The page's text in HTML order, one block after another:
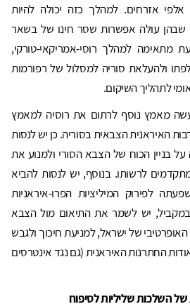
אזרחים. למהלך כזה יכולה להיות
שבהן עולה אפשרות שסר חינו של בשאר
מתאימה למהלך רוסי-אמריקאי-טורקי,
ולהעלאת סוריה למסלול של רפורמות
לתהליך השיקום.
מאמץ נוסף לרתום את רוסיה למאמץ
האיראנית הצבאית בסוריה. כן יש לנסות
בניין הכוח של הצבא הסורי ולמנוע את
לרשותו. בנוסף, יש לנסות להביא
לפירוק המיליציות הפרו-איראניות
במקביל, יש לשמר את התיאום מול הצבא
של ישראל, למניעת חיכוך ולגבש
החתרנות האיראנית (גם נגד אינטרסים
השלכות שליליות לסיפוח